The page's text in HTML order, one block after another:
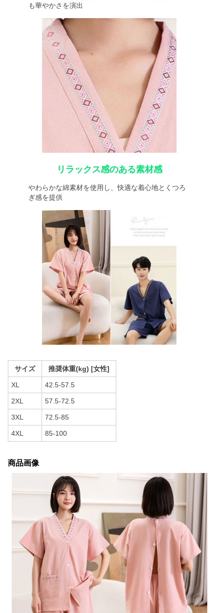
も華やかさを演出
リラックス感のある素材感
やわらかな綿素材を使用し、快適な着心地とくつろ
ぎ感を提供
サイズ 推奨体重(kg) [女性]
XL 42.5-57.5
2XL 57.5-72.5
3XL 72.5-85
4XL 85-100
商品画像